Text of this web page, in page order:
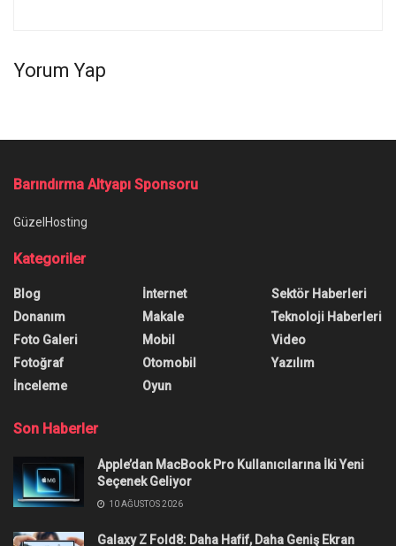
Yorum Yap
Barındırma Altyapı Sponsoru
GüzelHosting
Kategoriler
Blog
Donanım
Foto Galeri
Fotoğraf
İnceleme
İnternet
Makale
Mobil
Otomobil
Oyun
Sektör Haberleri
Teknoloji Haberleri
Video
Yazılım
Son Haberler
Apple’dan MacBook Pro Kullanıcılarına İki Yeni
Seçenek Geliyor
10 AĞUSTOS 2026
Galaxy Z Fold8: Daha Hafif, Daha Geniş Ekran